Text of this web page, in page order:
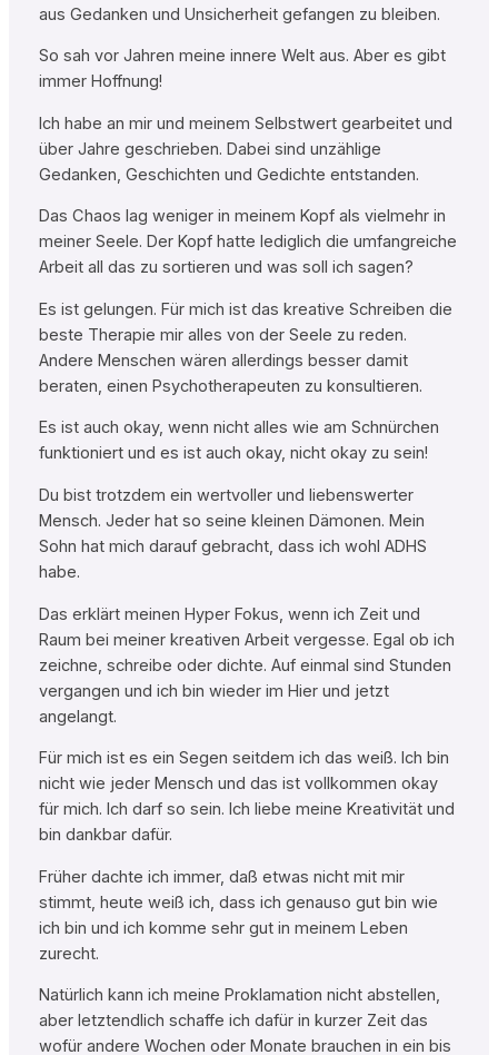
aus Gedanken und Unsicherheit gefangen zu bleiben.
So sah vor Jahren meine innere Welt aus. Aber es gibt
immer Hoffnung!
Ich habe an mir und meinem Selbstwert gearbeitet und
über Jahre geschrieben. Dabei sind unzählige
Gedanken, Geschichten und Gedichte entstanden.
Das Chaos lag weniger in meinem Kopf als vielmehr in
meiner Seele. Der Kopf hatte lediglich die umfangreiche
Arbeit all das zu sortieren und was soll ich sagen?
Es ist gelungen. Für mich ist das kreative Schreiben die
beste Therapie mir alles von der Seele zu reden.
Andere Menschen wären allerdings besser damit
beraten, einen Psychotherapeuten zu konsultieren.
Es ist auch okay, wenn nicht alles wie am Schnürchen
funktioniert und es ist auch okay, nicht okay zu sein!
Du bist trotzdem ein wertvoller und liebenswerter
Mensch. Jeder hat so seine kleinen Dämonen. Mein
Sohn hat mich darauf gebracht, dass ich wohl ADHS
habe.
Das erklärt meinen Hyper Fokus, wenn ich Zeit und
Raum bei meiner kreativen Arbeit vergesse. Egal ob ich
zeichne, schreibe oder dichte. Auf einmal sind Stunden
vergangen und ich bin wieder im Hier und jetzt
angelangt.
Für mich ist es ein Segen seitdem ich das weiß. Ich bin
nicht wie jeder Mensch und das ist vollkommen okay
für mich. Ich darf so sein. Ich liebe meine Kreativität und
bin dankbar dafür.
Früher dachte ich immer, daß etwas nicht mit mir
stimmt, heute weiß ich, dass ich genauso gut bin wie
ich bin und ich komme sehr gut in meinem Leben
zurecht.
Natürlich kann ich meine Proklamation nicht abstellen,
aber letztendlich schaffe ich dafür in kurzer Zeit das
wofür andere Wochen oder Monate brauchen in ein bis